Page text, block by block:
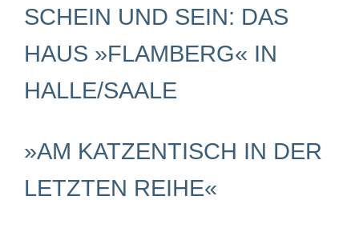
Impressum
SCHWERPUNKTE
Schwerpunkte Übersicht
Schwerpunkt NSU
Schwerpunkt »Reichsbürger«
SCHEIN UND SEIN: DAS
HAUS »FLAMBERG« IN
HALLE/SAALE
»AM KATZENTISCH IN DER
LETZTEN REIHE«